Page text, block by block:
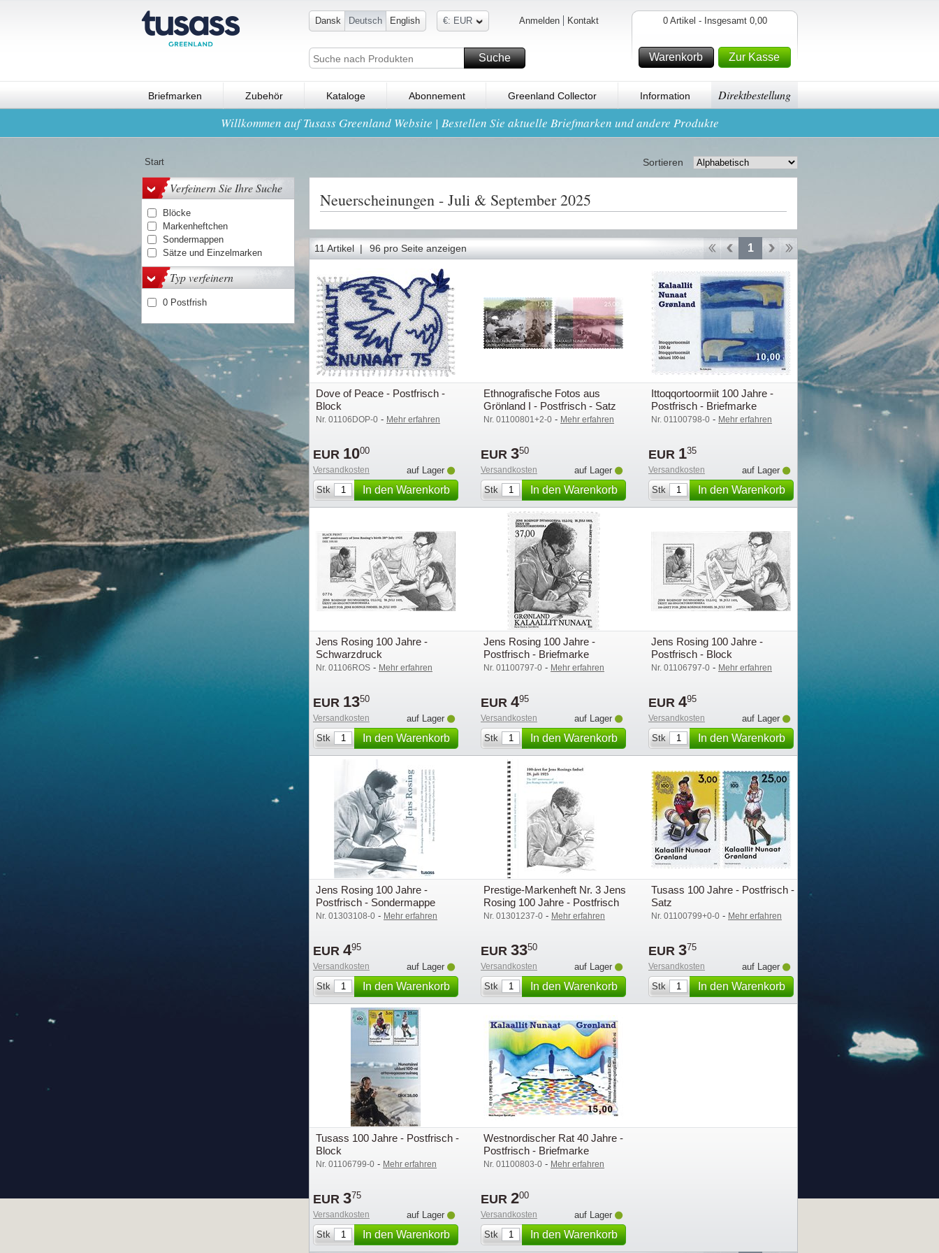
Dansk Deutsch English €: EUR Anmelden Kontakt
Suche
0 Artikel - Insgesamt 0,00
Warenkorb Zur Kasse
Briefmarken Zubehör Kataloge Abonnement Greenland Collector Information Direktbestellung
Willkommen auf Tusass Greenland Website | Bestellen Sie aktuelle Briefmarken und andere Produkte
Start Sortieren
Verfeinern Sie Ihre Suche
Blöcke
Markenheftchen
Sondermappen
Sätze und Einzelmarken
Typ verfeinern
0 Postfrish
Neuerscheinungen - Juli & September 2025
11 Artikel | 96 pro Seite anzeigen 1
Dove of Peace - Postfrisch -
Block
Nr. 01106DOP-0 - Mehr erfahren
EUR 1000
Versandkosten
auf Lager
Stk
In den Warenkorb
legen
Ethnografische Fotos aus
Grönland I - Postfrisch - Satz
Nr. 01100801+2-0 - Mehr erfahren
EUR 350
Versandkosten
auf Lager
Stk
In den Warenkorb
legen
Ittoqqortoormiit 100 Jahre -
Postfrisch - Briefmarke
Nr. 01100798-0 - Mehr erfahren
EUR 135
Versandkosten
auf Lager
Stk
In den Warenkorb
legen
Jens Rosing 100 Jahre -
Schwarzdruck
Nr. 01106ROS - Mehr erfahren
EUR 1350
Versandkosten
auf Lager
Stk
In den Warenkorb
legen
Jens Rosing 100 Jahre -
Postfrisch - Briefmarke
Nr. 01100797-0 - Mehr erfahren
EUR 495
Versandkosten
auf Lager
Stk
In den Warenkorb
legen
Jens Rosing 100 Jahre -
Postfrisch - Block
Nr. 01106797-0 - Mehr erfahren
EUR 495
Versandkosten
auf Lager
Stk
In den Warenkorb
legen
Jens Rosing 100 Jahre -
Postfrisch - Sondermappe
Nr. 01303108-0 - Mehr erfahren
EUR 495
Versandkosten
auf Lager
Stk
In den Warenkorb
legen
Prestige-Markenheft Nr. 3 Jens
Rosing 100 Jahre - Postfrisch
Nr. 01301237-0 - Mehr erfahren
EUR 3350
Versandkosten
auf Lager
Stk
In den Warenkorb
legen
Tusass 100 Jahre - Postfrisch -
Satz
Nr. 01100799+0-0 - Mehr erfahren
EUR 375
Versandkosten
auf Lager
Stk
In den Warenkorb
legen
Tusass 100 Jahre - Postfrisch -
Block
Nr. 01106799-0 - Mehr erfahren
EUR 375
Versandkosten
auf Lager
Stk
In den Warenkorb
Westnordischer Rat 40 Jahre -
Postfrisch - Briefmarke
Nr. 01100803-0 - Mehr erfahren
EUR 200
Versandkosten
auf Lager
Stk
In den Warenkorb